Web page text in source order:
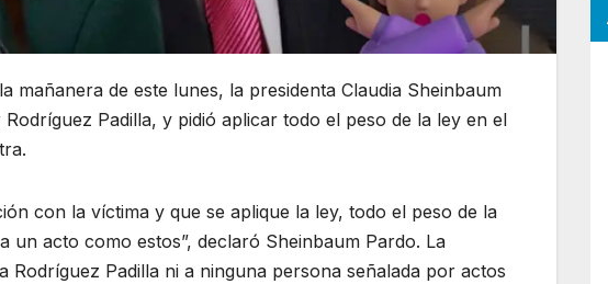
mañanera de este lunes, la presidenta Claudia Sheinbaum
Padilla, y pidió aplicar todo el peso de la ley en el
con la víctima y que se aplique la ley, todo el peso de la
acto como estos”, declaró Sheinbaum Pardo. La
Padilla ni a ninguna persona señalada por actos